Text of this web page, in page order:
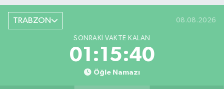
TRABZON 08.08.2026
SONRAKI VAKTE KALAN
01:15:39
Öğle Namazı